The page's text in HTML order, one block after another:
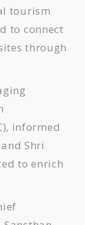
tourism
to connect
through
informed
Shri
to enrich